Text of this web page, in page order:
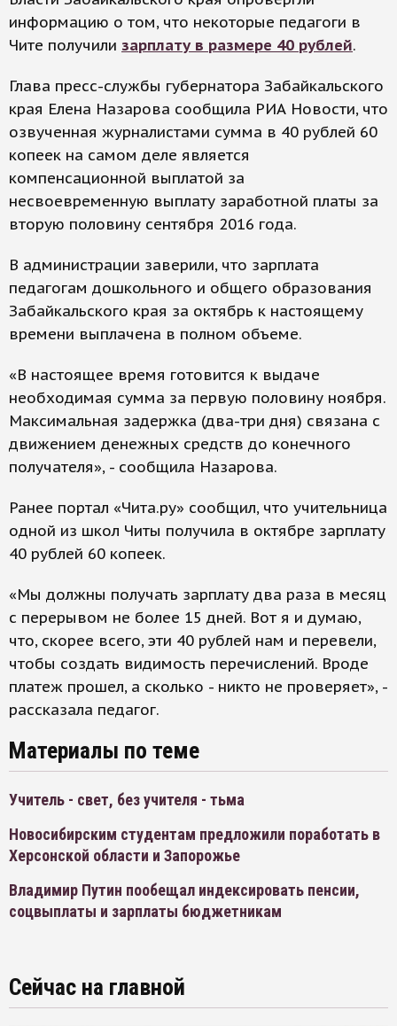
информацию о том, что некоторые педагоги в
Чите получили зарплату в размере 40 рублей.
Глава пресс-службы губернатора Забайкальского
края Елена Назарова сообщила РИА Новости, что
озвученная журналистами сумма в 40 рублей 60
копеек на самом деле является
компенсационной выплатой за
несвоевременную выплату заработной платы за
вторую половину сентября 2016 года.
В администрации заверили, что зарплата
педагогам дошкольного и общего образования
Забайкальского края за октябрь к настоящему
времени выплачена в полном объеме.
«В настоящее время готовится к выдаче
необходимая сумма за первую половину ноября.
Максимальная задержка (два-три дня) связана с
движением денежных средств до конечного
получателя», - сообщила Назарова.
Ранее портал «Чита.ру» сообщил, что учительница
одной из школ Читы получила в октябре зарплату
40 рублей 60 копеек.
«Мы должны получать зарплату два раза в месяц
с перерывом не более 15 дней. Вот я и думаю,
что, скорее всего, эти 40 рублей нам и перевели,
чтобы создать видимость перечислений. Вроде
платеж прошел, а сколько - никто не проверяет», -
рассказала педагог.
Материалы по теме
Учитель - свет, без учителя - тьма
Новосибирским студентам предложили поработать в
Херсонской области и Запорожье
Владимир Путин пообещал индексировать пенсии,
соцвыплаты и зарплаты бюджетникам
Сейчас на главной